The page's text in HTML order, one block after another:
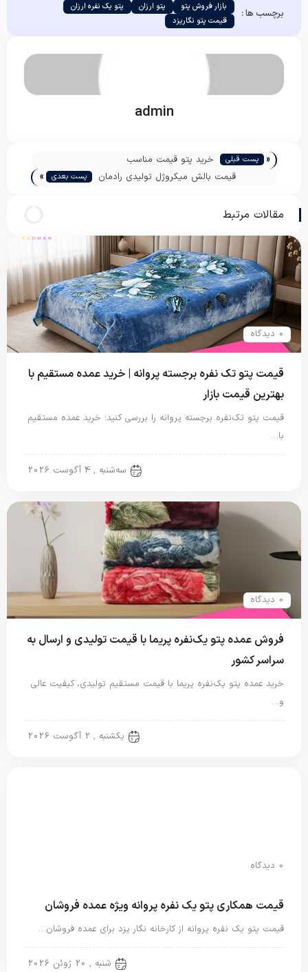
برچسب ها : بازار فروش پتو پتو ارزان
پتو یک نفره ارزان
قیمت پتو نگاریزد
admin
« پست قبلی
خرید پتو قیمت مناسب
قیمت بالش میکروژل تولیدی رادمان
پست بعدی »
مقالات مرتبط
0 دیدگاه
قیمت پتو تک نفره برجسته پروانه | خرید عمده مستقیم با
بهترین قیمت بازار
قیمت پتو تک‌نفره برجسته پروانه را بررسی کنید؛ خرید عمده مستقیم
با…
سه‌شنبه , 4 آگوست 2026
0 دیدگاه
فروش عمده پتو یک‌نفره پریما با قیمت تولیدی و ارسال به
سراسر کشور
خرید عمده پتو یک‌نفره پریما با قیمت مستقیم تولیدی، کیفیت عالی
و…
یکشنبه , 2 آگوست 2026
0 دیدگاه
قیمت همکاری پتو یک نفره پروانه ویژه عمده فروشان
قیمت پتو یک نفره پروانه از کارخانه نگار یزد برای عمده فروشان…
شنبه , 20 ژوئن 2026